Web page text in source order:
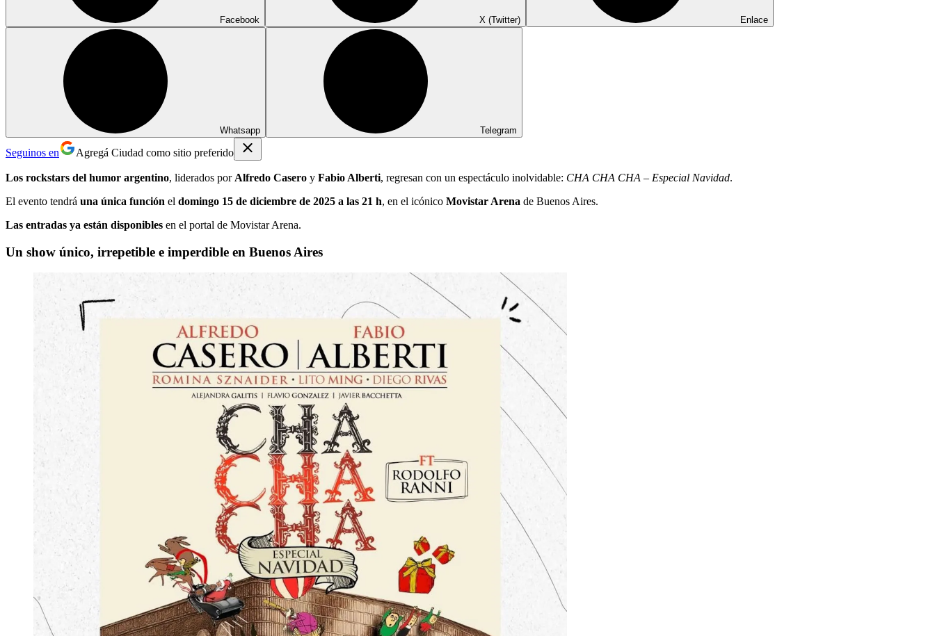
Facebook X (Twitter) Enlace
Whatsapp Telegram
Seguinos en Agregá Ciudad como sitio preferido
Los rockstars del humor argentino, liderados por Alfredo Casero y Fabio Alberti, regresan con un espectáculo inolvidable: CHA CHA CHA – Especial Navidad.
El evento tendrá una única función el domingo 15 de diciembre de 2025 a las 21 h, en el icónico Movistar Arena de Buenos Aires.
Las entradas ya están disponibles en el portal de Movistar Arena.
Un show único, irrepetible e imperdible en Buenos Aires